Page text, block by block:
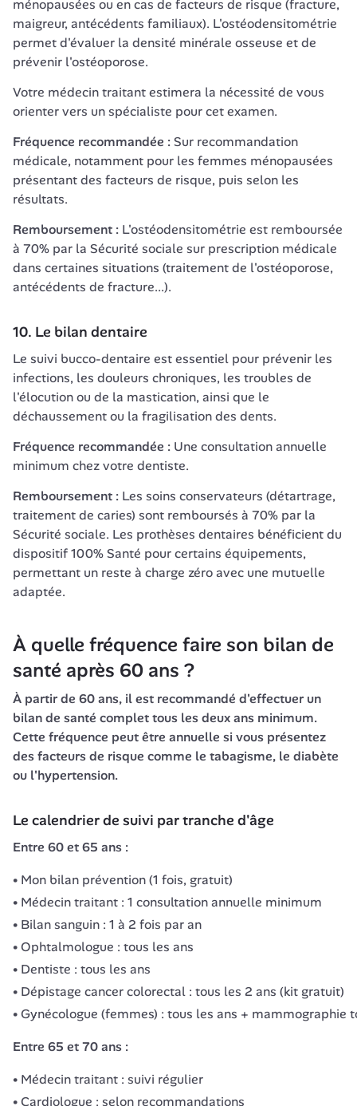
ménopausées ou en cas de facteurs de risque (fracture,
maigreur, antécédents familiaux). L'ostéodensitométrie
permet d'évaluer la densité minérale osseuse et de
prévenir l'ostéoporose.
Votre médecin traitant estimera la nécessité de vous
orienter vers un spécialiste pour cet examen.
Fréquence recommandée : Sur recommandation
médicale, notamment pour les femmes ménopausées
présentant des facteurs de risque, puis selon les
résultats.
Remboursement : L'ostéodensitométrie est remboursée
à 70% par la Sécurité sociale sur prescription médicale
dans certaines situations (traitement de l'ostéoporose,
antécédents de fracture...).
10. Le bilan dentaire
Le suivi bucco-dentaire est essentiel pour prévenir les
infections, les douleurs chroniques, les troubles de
l'élocution ou de la mastication, ainsi que le
déchaussement ou la fragilisation des dents.
Fréquence recommandée : Une consultation annuelle
minimum chez votre dentiste.
Remboursement : Les soins conservateurs (détartrage,
traitement de caries) sont remboursés à 70% par la
Sécurité sociale. Les prothèses dentaires bénéficient du
dispositif 100% Santé pour certains équipements,
permettant un reste à charge zéro avec une mutuelle
adaptée.
À quelle fréquence faire son bilan de
santé après 60 ans ?
À partir de 60 ans, il est recommandé d'effectuer un
bilan de santé complet tous les deux ans minimum.
Cette fréquence peut être annuelle si vous présentez
des facteurs de risque comme le tabagisme, le diabète
ou l'hypertension.
Le calendrier de suivi par tranche d'âge
Entre 60 et 65 ans :
Mon bilan prévention (1 fois, gratuit)
Médecin traitant : 1 consultation annuelle minimum
Bilan sanguin : 1 à 2 fois par an
Ophtalmologue : tous les ans
Dentiste : tous les ans
Dépistage cancer colorectal : tous les 2 ans (kit gratuit)
Gynécologue (femmes) : tous les ans + mammographie
Entre 65 et 70 ans :
Médecin traitant : suivi régulier
Cardiologue : selon recommandations